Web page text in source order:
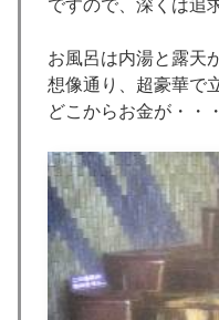
ですので、深くは追
お風呂は内湯と露天
想像通り、超豪華で
どこからお金が・・